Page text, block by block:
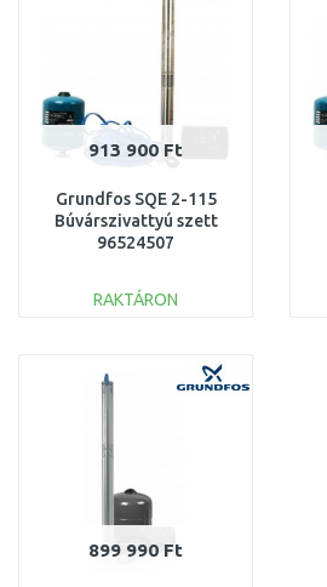
913 900 Ft
Grundfos SQE 2-115
Búvárszivattyú szett
96524507
RAKTÁRON
Összehasonlítás
899 990 Ft